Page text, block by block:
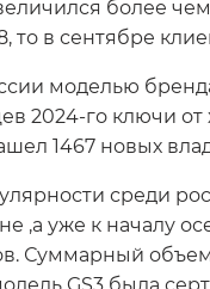
более чем
то в сентябре
моделью
2024-го ключи
1467 новых
среди
,а уже к началу
Суммарный
GS3 была